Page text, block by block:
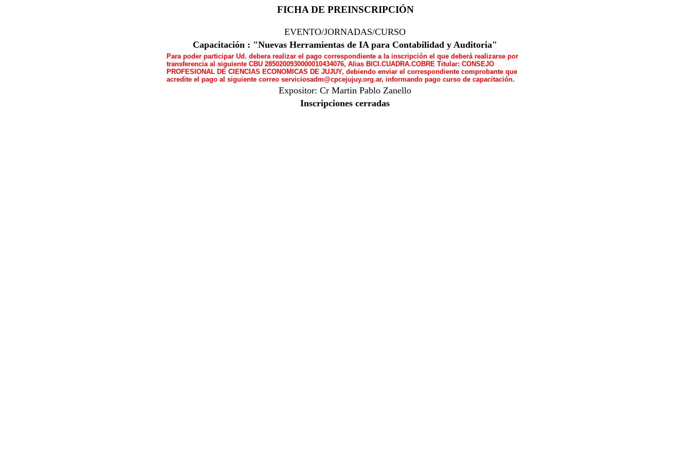
FICHA DE PREINSCRIPCIÓN
EVENTO/JORNADAS/CURSO
Capacitación : "Nuevas Herramientas de IA para Contabilidad y Auditoria"
Para poder participar Ud. debera realizar el pago correspondiente a la inscripción el que deberá realizarse por
transferencia al siguiente CBU 2850200930000010434076, Alias BICI.CUADRA.COBRE Titular: CONSEJO
PROFESIONAL DE CIENCIAS ECONOMICAS DE JUJUY, debiendo enviar el correspondiente comprobante que
acredite el pago al siguiente correo serviciosadm@cpcejujuy.org.ar, informando pago curso de capacitación.
Expositor: Cr Martin Pablo Zanello
Inscripciones cerradas